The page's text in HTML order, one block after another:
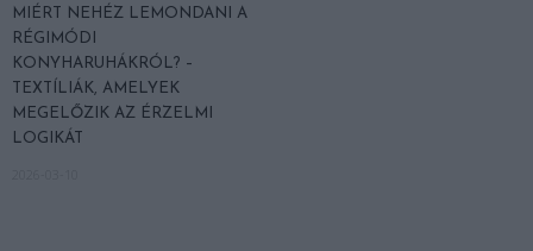
MIÉRT NEHÉZ LEMONDANI A
RÉGIMÓDI
KONYHARUHÁKRÓL? –
TEXTÍLIÁK, AMELYEK
MEGELŐZIK AZ ÉRZELMI
LOGIKÁT